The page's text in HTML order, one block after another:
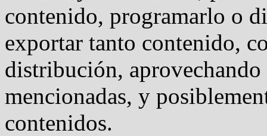
contenido, programarlo o
exportar tanto contenido,
distribución,
mencionadas, y
contenidos.